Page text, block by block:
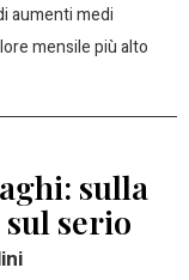
aumenti medi
mensile più alto
sulla
serio